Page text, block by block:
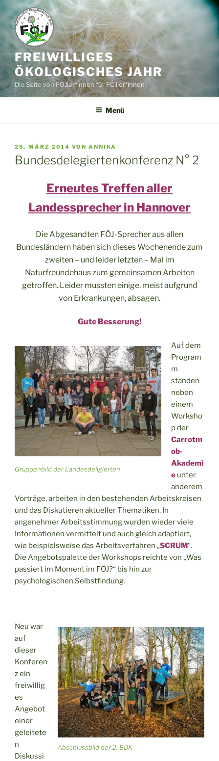
Inhalt
springen
FREIWILLIGES
ÖKOLOGISCHES JAHR
Die Seite von FÖJler*innen für FÖJler*innen
Menü
VERÖFFENTLICHT
AM
25. MÄRZ 2014 VON ANNIKA
Bundesdelegiertenkonferenz N° 2
Erneutes Treffen aller
Landessprecher in Hannover
Die Abgesandten FÖJ-Sprecher aus allen
Bundesländern haben sich dieses Wochenende zum
zweiten – und leider letzten – Mal im
Naturfreundehaus zum gemeinsamen Arbeiten
getroffen. Leider mussten einige, meist aufgrund
von Erkrankungen, absagen.
Gute Besserung!
Gruppenbild der Landesdeligierten
Auf dem
Program
m
standen
neben
einem
Worksho
p der
Carrotm
ob-
Akademi
eunter
anderem
Vorträge, arbeiten in den bestehenden Arbeitskreisen
und das Diskutieren aktueller Thematiken. In
angenehmer Arbeitsstimmung wurden wieder viele
Informationen vermittelt und auch gleich adaptiert,
wie beispielsweise das Arbeitsverfahren „SCRUM“.
Die Angebotspalette der Workshops reichte von „Was
passiert im Moment im FÖJ?“ bis hin zur
psychologischen Selbstfindung.
Abschlussbild der 2. BDK
Neu war
auf
dieser
Konferen
z ein
freiwillig
es
Angebot
einer
geleitete
n
Diskussi